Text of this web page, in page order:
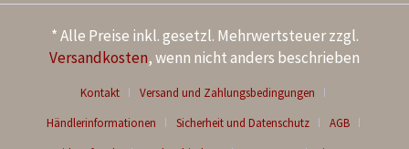
* Alle Preise inkl. gesetzl. Mehrwertsteuer zzgl.
Versandkosten, wenn nicht anders beschrieben
Kontakt
Versand und Zahlungsbedingungen
Händlerinformationen
Sicherheit und Datenschutz
AGB